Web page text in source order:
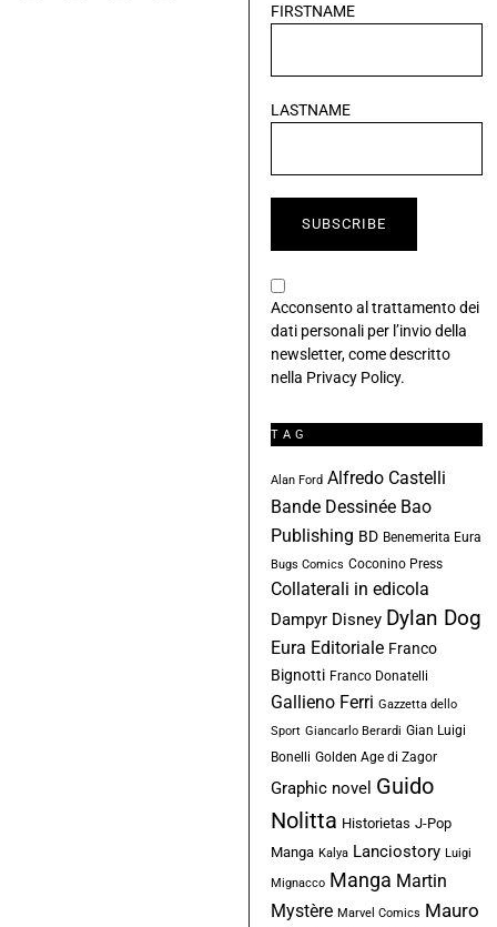
FIRSTNAME
LASTNAME
Acconsento al trattamento dei
dati personali per l’invio della
newsletter, come descritto
nella Privacy Policy.
TAG
Alan Ford Alfredo Castelli
Bande Dessinée Bao
Publishing BD Benemerita Eura
Bugs Comics Coconino Press
Collaterali in edicola
Dampyr Disney Dylan Dog
Eura Editoriale Franco
Bignotti Franco Donatelli
Gallieno Ferri Gazzetta dello
Sport Giancarlo Berardi Gian Luigi
Bonelli Golden Age di Zagor
Graphic novel Guido
Nolitta Historietas J-Pop
Manga Kalya Lanciostory Luigi
Mignacco Manga Martin
Mystère Marvel Comics Mauro